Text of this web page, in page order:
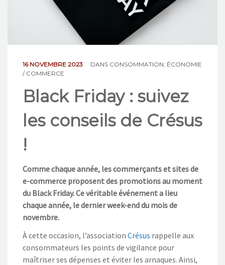
NOS ACTIONS
16 NOVEMBRE 2023 DANS CONSOMMATION ÉCONOMIE
/ COMMERCE
Black Friday : suivez
les conseils de Crésus
!
Comme chaque année, les commerçants et sites de
e-commerce proposent des promotions au moment
du Black Friday. Ce véritable événement a lieu
chaque année, le dernier week-end du mois de
novembre.
À cette occasion, l’association Crésus rappelle aux
consommateurs les points de vigilance pour
maîtriser ses dépenses et éviter les arnaques. Ainsi,